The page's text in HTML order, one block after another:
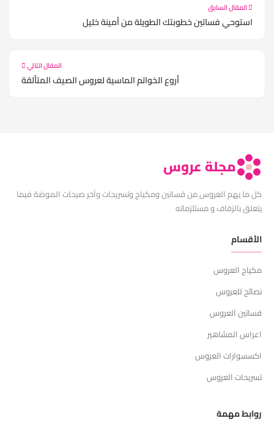
المقال السابق
استوحي فساتين خطوبتك الطويلة من أمينة خليل
المقال التالي
أروع الخواتم الماسية لعروس الصيف المتألقة
مجلة عروس
كل ما يهم العروس من فساتين ومكياج وتسريحات وآخر صيحات الموضة فيما
يتعلق بالزفاف و مستلزماته
الأقسام
مكياج العروس
نصائح للعروس
فساتين العروس
اعراس المشاهير
اكسسوارات العروس
تسريحات العروس
روابط مهمة